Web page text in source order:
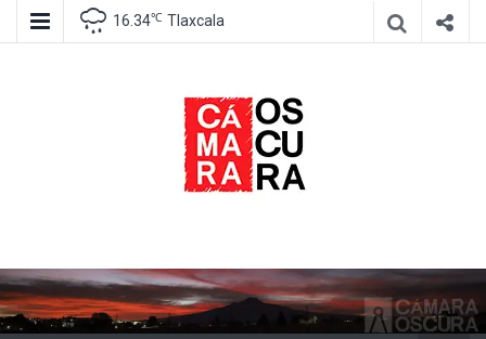
16.34℃ Tlaxcala
Cámara
Oscura